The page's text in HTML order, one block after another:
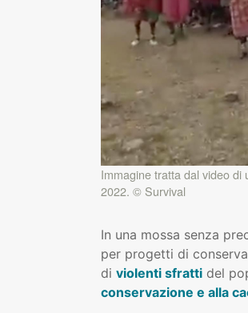
Immagine tratta dal video di
2022. © Survival
In una mossa senza
per progetti di
di violenti sfrattidel
conservazione e alla